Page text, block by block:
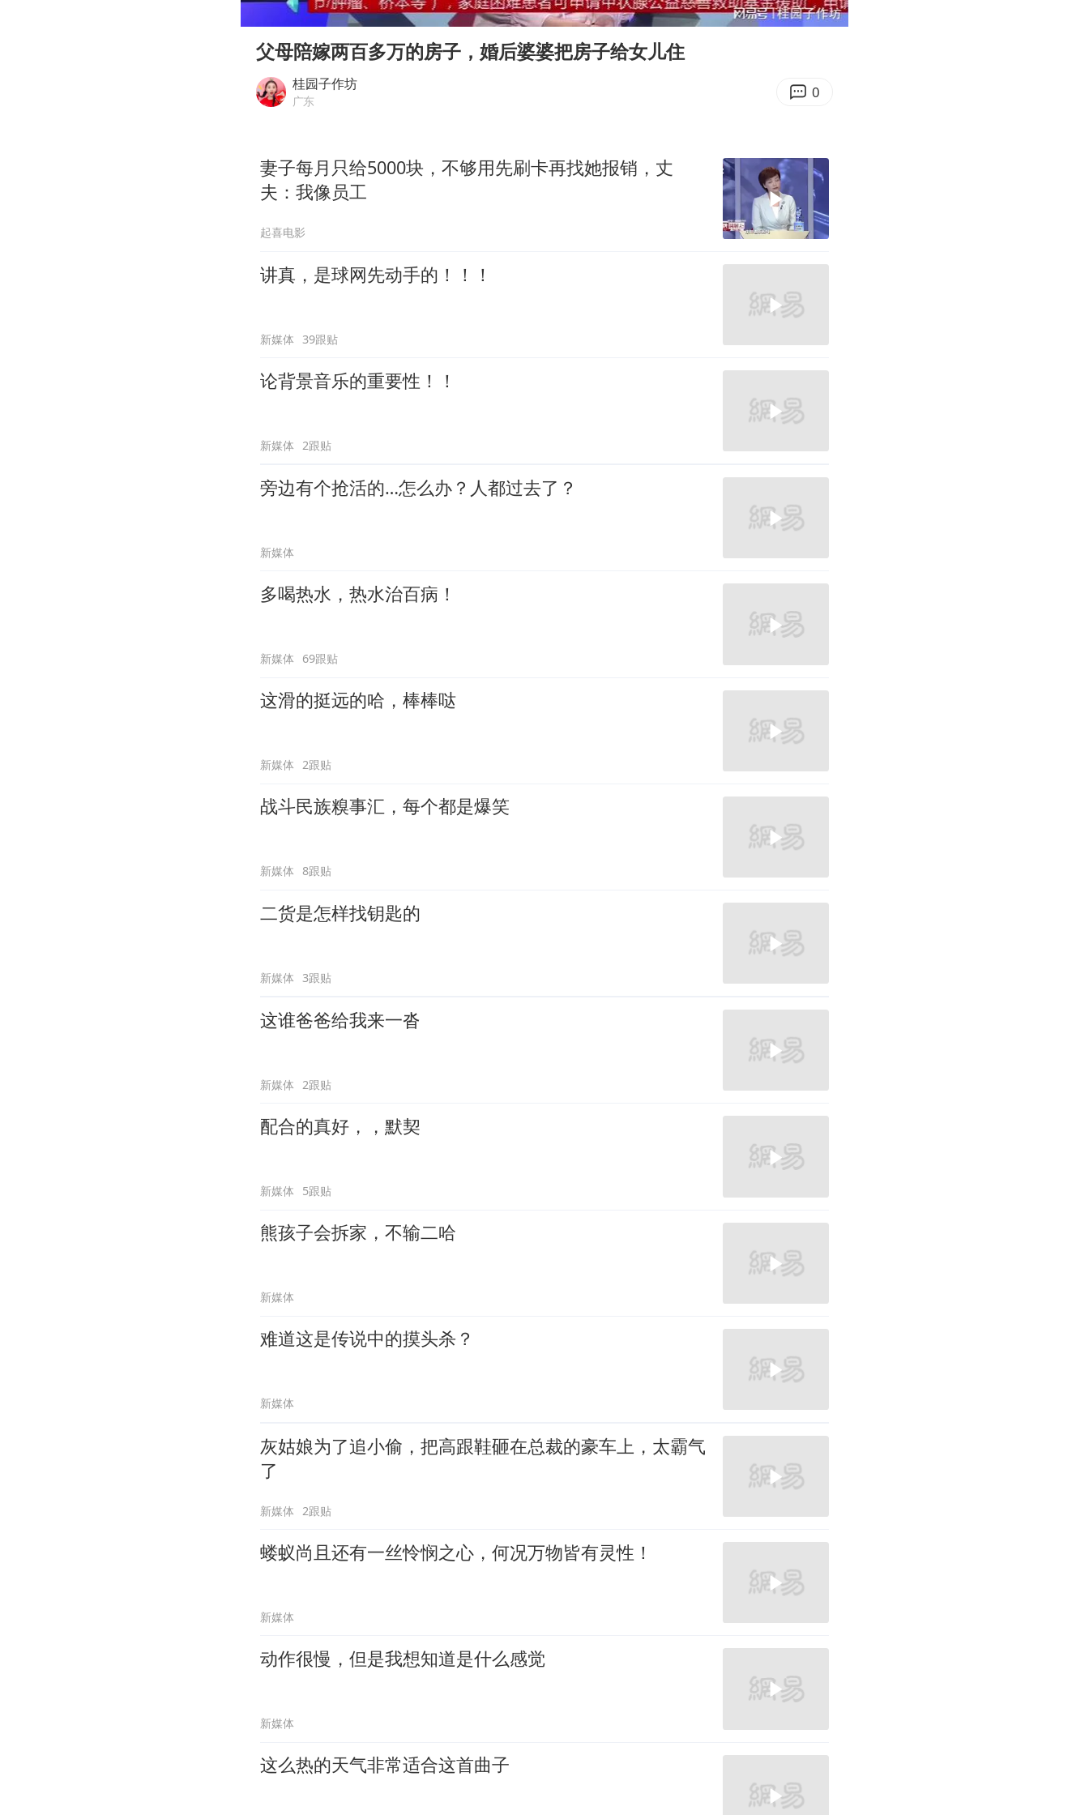
新华社权威快报|我国编制完成新版全月地质图
80后女柜员逆袭成4200亿银行副行长
李嫣近照曝光
00:00 06:34
Enter
父母陪嫁两百多万的房子，婚后婆婆把房子给女儿住
桂园子作坊
广东 0
妻子每月只给5000块，不够用先刷卡再找她报销，丈
夫：我像员工
起喜电影
讲真，是球网先动手的！！！
新媒体 39跟贴
论背景音乐的重要性！！
新媒体 2跟贴
旁边有个抢活的…怎么办？人都过去了？
新媒体
多喝热水，热水治百病！
新媒体 69跟贴
这滑的挺远的哈，棒棒哒
新媒体 2跟贴
战斗民族糗事汇，每个都是爆笑
新媒体 8跟贴
二货是怎样找钥匙的
新媒体 3跟贴
这谁爸爸给我来一沓
新媒体 2跟贴
配合的真好，，默契
新媒体 5跟贴
熊孩子会拆家，不输二哈
新媒体
难道这是传说中的摸头杀？
新媒体
灰姑娘为了追小偷，把高跟鞋砸在总裁的豪车上，太霸气
了
新媒体 2跟贴
蝼蚁尚且还有一丝怜悯之心，何况万物皆有灵性！
新媒体
动作很慢，但是我想知道是什么感觉
新媒体
这么热的天气非常适合这首曲子